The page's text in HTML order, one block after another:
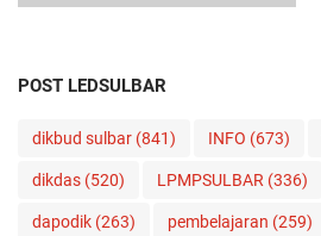
POST LEDSULBAR
dikbud sulbar (841) INFO (673)
dikdas (520) LPMPSULBAR (336)
dapodik (263) pembelajaran (259)